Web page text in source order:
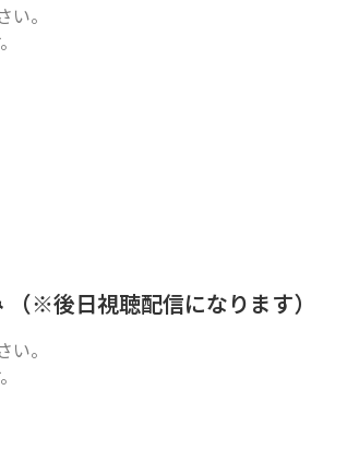
。
※後日視聴配信になります）
。